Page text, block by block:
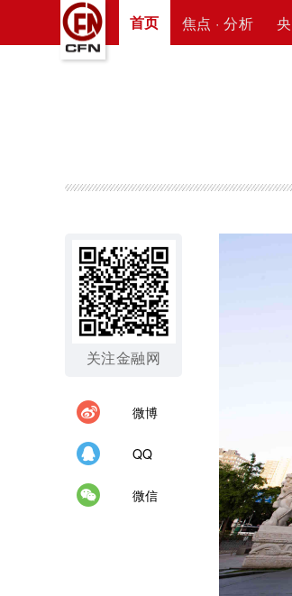
首页 焦点 · 分析
关注金融网
微博
QQ
微信